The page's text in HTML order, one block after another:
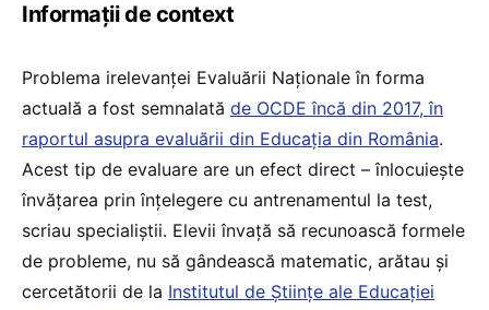
Informații de context
Problema irelevanței Evaluării Naționale în forma
actuală a fost semnalată de OCDE încă din 2017, în
raportul asupra evaluării din Educația din România.
Acest tip de evaluare are un efect direct – înlocuiește
învățarea prin înțelegere cu antrenamentul la test,
scriau specialiștii. Elevii învață să recunoască formele
de probleme, nu să gândească matematic, arătau și
cercetătorii de la Institutul de Științe ale Educației